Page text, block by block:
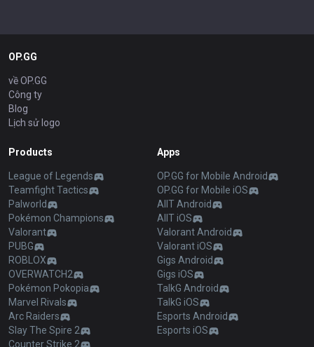
OP.GG
về OP.GG
Công ty
Blog
Lịch sử logo
Products
League of Legends
Teamfight Tactics
Palworld
Pokémon Champions
Valorant
PUBG
ROBLOX
OVERWATCH2
Pokémon Pokopia
Marvel Rivals
Arc Raiders
Slay The Spire 2
Counter Strike 2
Apps
OP.GG for Mobile Android
OP.GG for Mobile iOS
AllT Android
AllT iOS
Valorant Android
Valorant iOS
Gigs Android
Gigs iOS
TalkG Android
TalkG iOS
Esports Android
Esports iOS